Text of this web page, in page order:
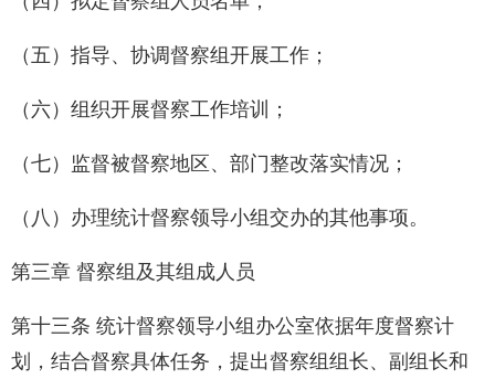
（五）指导、协调督察组开展工作；
（六）组织开展督察工作培训；
（七）监督被督察地区、部门整改落实情况；
（八）办理统计督察领导小组交办的其他事项。
第三章 督察组及其组成人员
第十三条 统计督察领导小组办公室依据年度督察计
划，结合督察具体任务，提出督察组组长、副组长和